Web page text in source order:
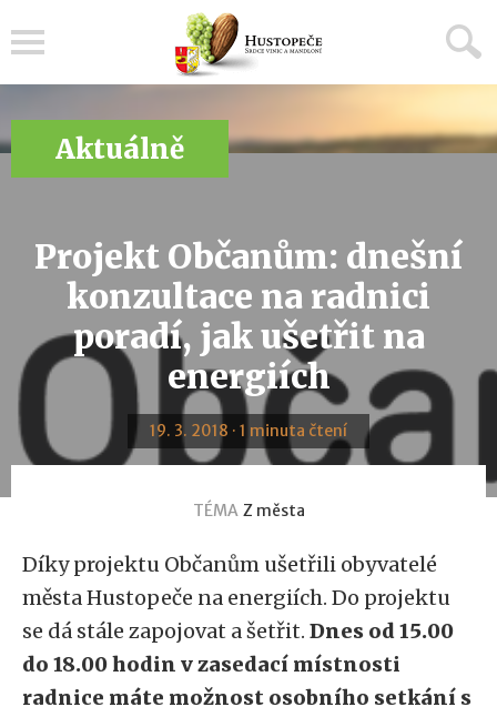
Aktuálně
Projekt Občanům: dnešní
konzultace na radnici
poradí, jak ušetřit na
energiích
19. 3. 2018 · 1 minuta čtení
TÉMA Z města
Díky projektu Občanům ušetřili obyvatelé
města Hustopeče na energiích. Do projektu
se dá stále zapojovat a šetřit. Dnes od 15.00
do 18.00 hodin v zasedací místnosti
radnice máte možnost osobního setkání s